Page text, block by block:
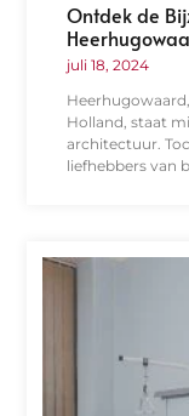
Ontdek de
juli 18, 2024
Holland, staat
architectuur.
liefhebbers van